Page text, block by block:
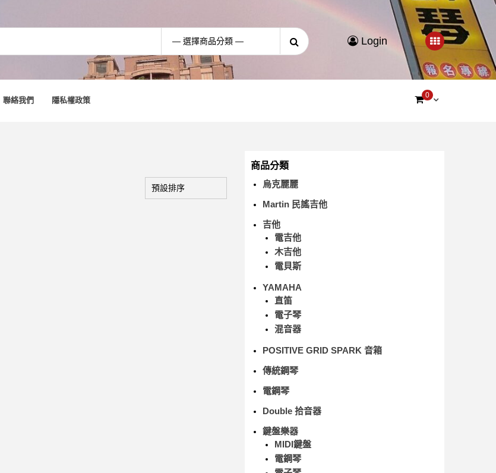
Login
聯絡我們 隱私權政策
0
商品分類
烏克麗麗
Martin 民謠吉他
吉他
電吉他
木吉他
電貝斯
YAMAHA
直笛
電子琴
混音器
POSITIVE GRID SPARK 音箱
傳統鋼琴
電鋼琴
Double 拾音器
鍵盤樂器
MIDI鍵盤
電鋼琴